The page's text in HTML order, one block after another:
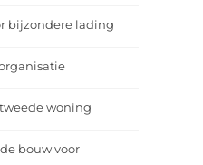
bijzondere lading
woning
bouw voor